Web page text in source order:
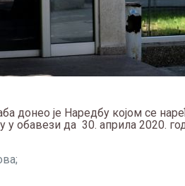
донео је Наредбу којом се
у обавези да 30. априла 2020.